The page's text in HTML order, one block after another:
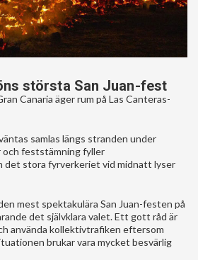
största San Juan-fest
Canaria äger rum på Las Canteras-
samlas längs stranden under
och feststämning fyller
det stora fyrverkeriet vid midnatt lyser
mest spektakulära San Juan-festen på
det självklara valet. Ett gott råd är
använda kollektivtrafiken eftersom
brukar vara mycket besvärlig